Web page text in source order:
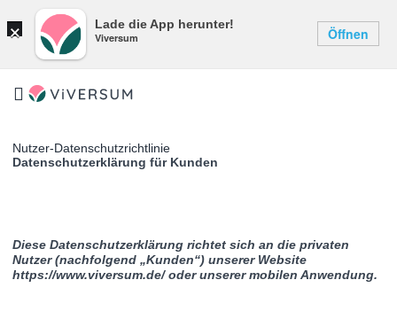
× Lade die App herunter!
Viversum Öffnen
Nutzer-Datenschutzrichtlinie
Datenschutzerklärung für Kunden
Diese Datenschutzerklärung richtet sich an die privaten
Nutzer (nachfolgend „Kunden“) unserer Website
https://www.viversum.de/ oder unserer mobilen Anwendung.